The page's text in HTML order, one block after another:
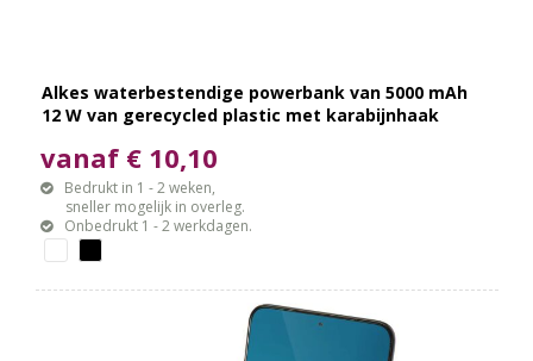
Alkes waterbestendige powerbank van 5000 mAh
12 W van gerecycled plastic met karabijnhaak
vanaf € 10,10
Bedrukt in 1 - 2 weken,
sneller mogelijk in overleg.
Onbedrukt 1 - 2 werkdagen.